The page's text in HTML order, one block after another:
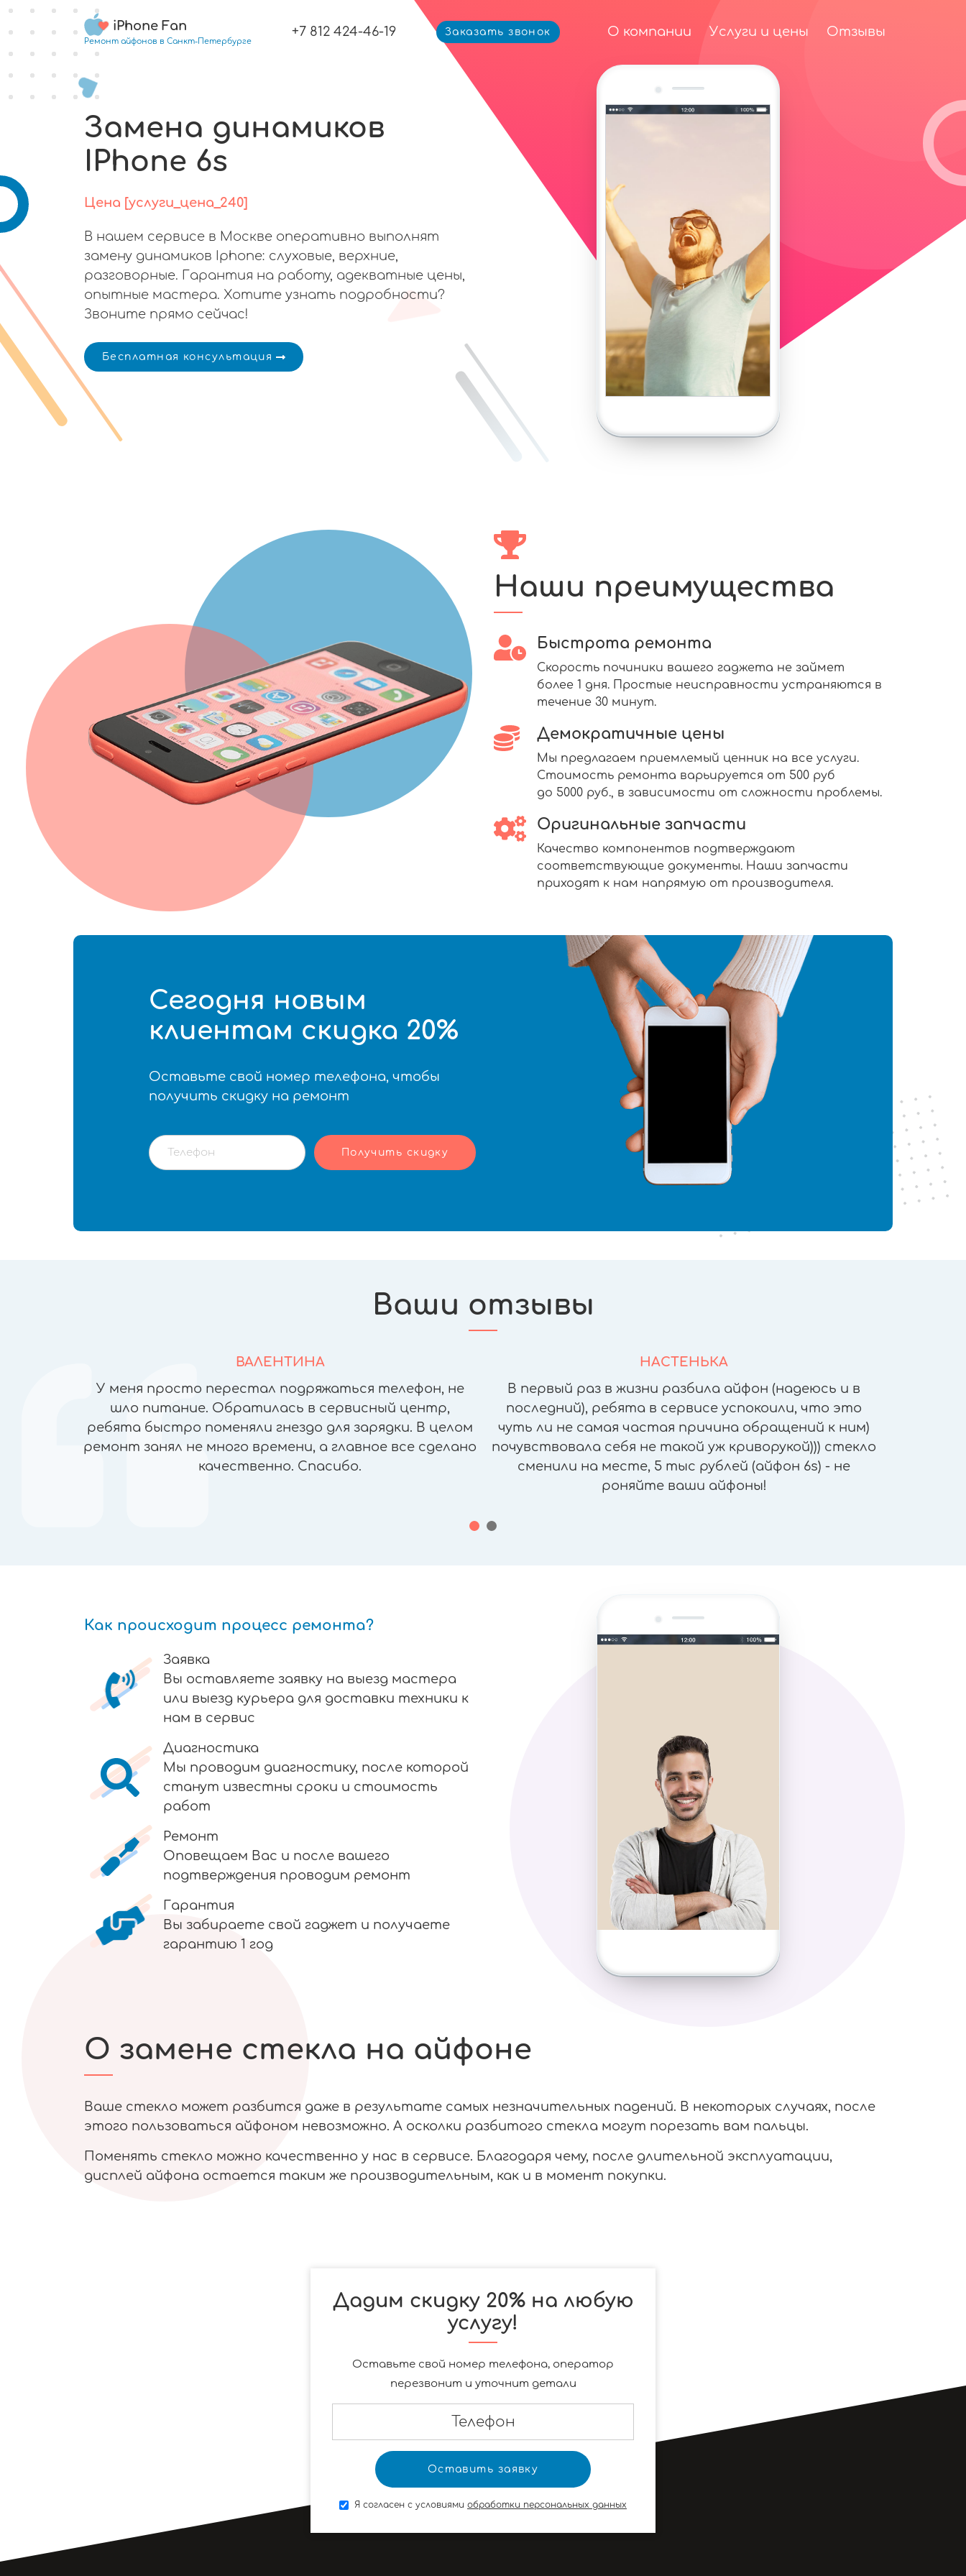
iPhone Fan
Ремонт айфонов в Санкт-Петербурге
+7 812 424-46-19 Заказать звонок О компании Услуги и цены Отзывы
Замена динамиков
IPhone 6s
Цена [услуги_цена_240]
В нашем сервисе в Москве оперативно выполнят
замену динамиков Iphone: слуховые, верхние,
разговорные. Гарантия на работу, адекватные цены,
опытные мастера. Хотите узнать подробности?
Звоните прямо сейчас!
Бесплатная консультация
Наши преимущества
Быстрота ремонта
Скорость починики вашего гаджета не займет
более 1 дня. Простые неисправности устраняются в
течение 30 минут.
Демократичные цены
Мы предлагаем приемлемый ценник на все услуги.
Стоимость ремонта варьируется от 500 руб
до 5000 руб., в зависимости от сложности проблемы.
Оригинальные запчасти
Качество компонентов подтверждают
соответствующие документы. Наши запчасти
приходят к нам напрямую от производителя.
Сегодня новым
клиентам скидка 20%
Оставьте свой номер телефона, чтобы
получить скидку на ремонт
Ваши отзывы
ВАЛЕНТИНА
У меня просто перестал подряжаться телефон, не
шло питание. Обратилась в сервисный центр,
ребята быстро поменяли гнездо для зарядки. В целом
ремонт занял не много времени, а главное все сделано
качественно. Спасибо.
НАСТЕНЬКА
В первый раз в жизни разбила айфон (надеюсь и в
последний), ребята в сервисе успокоили, что это
чуть ли не самая частая причина обращений к ним)
почувствовала себя не такой уж криворукой))) стекло
сменили на месте, 5 тыс рублей (айфон 6s) - не
роняйте ваши айфоны!
Как происходит процесс ремонта?
Заявка
Вы оставляете заявку на выезд мастера
или выезд курьера для доставки техники к
нам в сервис
Диагностика
Мы проводим диагностику, после которой
станут известны сроки и стоимость
работ
Ремонт
Оповещаем Вас и после вашего
подтверждения проводим ремонт
Гарантия
Вы забираете свой гаджет и получаете
гарантию 1 год
О замене стекла на айфоне
Ваше стекло может разбится даже в результате самых незначительных падений. В некоторых случаях, после
этого пользоваться айфоном невозможно. А осколки разбитого стекла могут порезать вам пальцы.
Поменять стекло можно качественно у нас в сервисе. Благодаря чему, после длительной эксплуатации,
дисплей айфона остается таким же производительным, как и в момент покупки.
Дадим скидку 20% на любую
услугу!
Оставьте свой номер телефона, оператор
перезвонит и уточнит детали
Я согласен с условиями обработки персональных данных